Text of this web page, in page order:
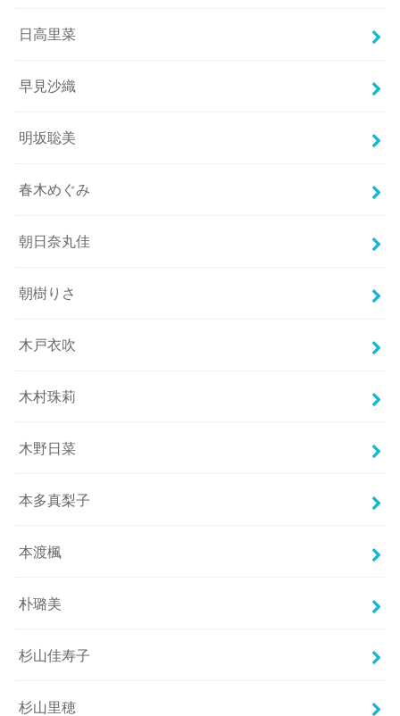
日高里菜
早見沙織
明坂聡美
春木めぐみ
朝日奈丸佳
朝樹りさ
木戸衣吹
木村珠莉
木野日菜
本多真梨子
本渡楓
朴璐美
杉山佳寿子
杉山里穂